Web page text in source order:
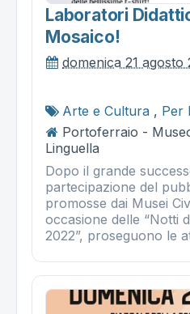
Laboratori
Mosaico!
domenica 21 agosto
Arte e Cultura , Per
Portoferraio -
Linguella
Dopo il grande
partecipazione del
promosse dai Musei
occasione delle “Notti
2022”, proseguono le